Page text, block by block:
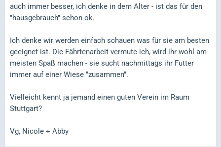
auch immer besser, ich denke in dem Alter - ist das für den
"hausgebrauch" schon ok.
Ich denke wir werden einfach schauen was für sie am besten
geeignet ist. Die Fährtenarbeit vermute ich, wird ihr wohl am
meisten Spaß machen - sie sucht nachmittags ihr Futter
immer auf einer Wiese "zusammen".
Vielleicht kennt ja jemand einen guten Verein im Raum
Stuttgart?
Vg, Nicole + Abby